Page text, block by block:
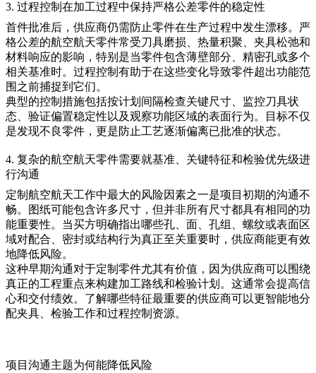
3. 过程控制在加工过程中保持严格公差零件的稳定性
首件批准后，供应商仍需防止零件在生产过程中发生漂移。严
格公差的航空航天零件常受刀具磨损、热量积聚、夹具松弛和
材料响应的影响，特别是当零件包含薄壁部分、精密孔或多个
相关基准时。过程控制有助于在这些变化导致零件超出功能范
围之前捕捉到它们。
典型的控制措施包括按计划间隔检查关键尺寸、监控刀具状
态、验证偏置稳定性以及观察功能区域的表面行为。目标不仅
是发现不良零件，更是防止工艺逐渐偏离已批准的状态。
4. 复杂的航空航天零件需要就基准、关键特征和检验优先级进
行沟通
定制航空航天工作中最大的风险因素之一是项目初期的沟通不
畅。图纸可能包含许多尺寸，但并非所有尺寸都具有相同的功
能重要性。当买方明确指出哪些孔、面、孔组、螺纹或表面区
域对配合、密封或结构行为真正至关重要时，供应商能更有效
地降低风险。
这种早期沟通对于定制零件尤其有价值，因为供应商可以围绕
真正的工程重点来构建加工路线和检验计划。这通常会提高信
心和交付绩效。了解哪些特征最重要的供应商可以更智能地分
配夹具、检验工作和过程控制资源。
项目沟通主题为何能降低风险